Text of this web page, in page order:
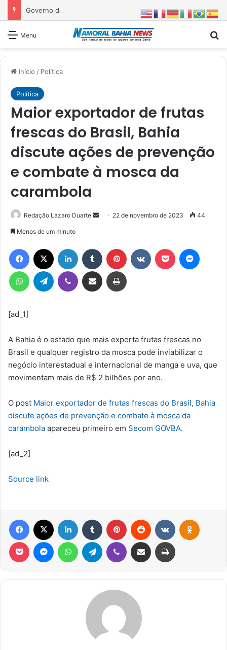
Governo da Bahia entrega 1ª etapa da requalificação do Parque Metropolitano de Pituaçu
Menu
Início / Política
Política
Maior exportador de frutas
frescas do Brasil, Bahia
discute ações de prevenção
e combate à mosca da
carambola
Redação Lazaro Duarte
Mande
mail
22 de novembro de 2023 44
Menos de um minuto
Facebook Linkedin Tumblr Pinterest Pocket
WhatsAppTelegram Viber Compartilhar via e-mail Imprimir
[ad_1]
A Bahia é o estado que mais exporta frutas frescas no
Brasil e qualquer registro da mosca pode inviabilizar o
negócio interestadual e internacional de manga e uva, que
movimentam mais de R$ 2 bilhões por ano.
O post Maior exportador de frutas frescas do Brasil, Bahia
discute ações de prevenção e combate à mosca da
carambola apareceu primeiro em Secom GOVBA.
[ad_2]
Source link
Facebook Linkedin Tumblr Pinterest Reddit
Pocket MessengerWhatsAppTelegram Viber Compartilhar via e-mail Imprimir